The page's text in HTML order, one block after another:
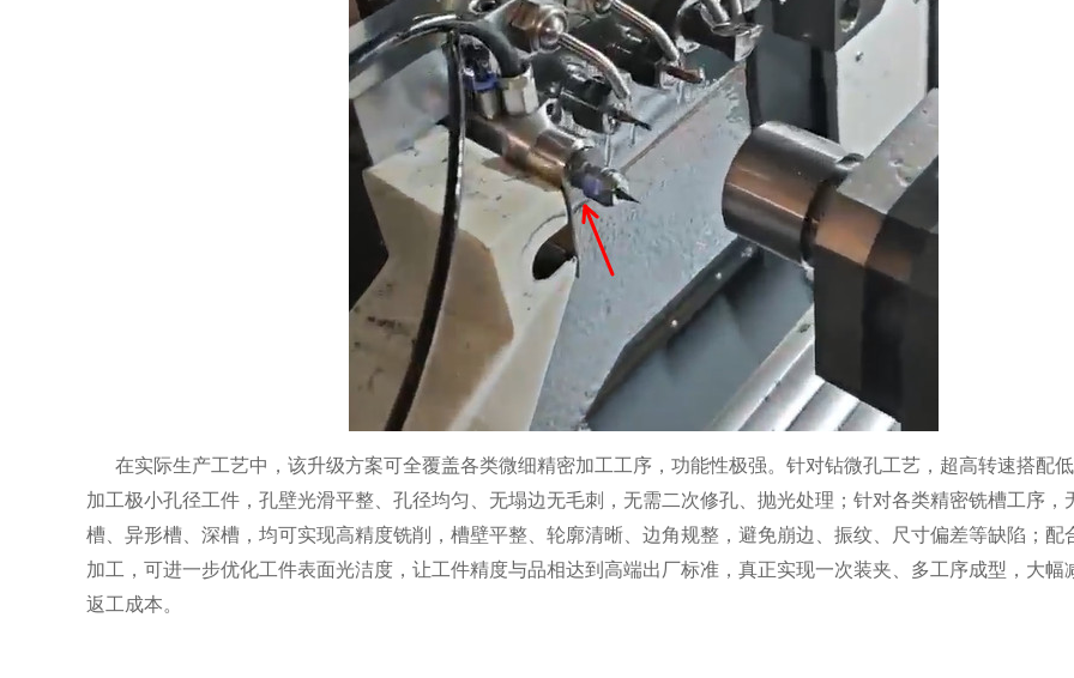
在实际生产工艺中，该升级方案可全覆盖各类微细精密加工工序，功能性极强。针对钻微孔工艺，超高转速搭配
加工极小孔径工件，孔壁光滑平整、孔径均匀、无塌边无毛刺，无需二次修孔、抛光处理；针对各类精密铣槽工序，
槽、异形槽、深槽，均可实现高精度铣削，槽壁平整、轮廓清晰、边角规整，避免崩边、振纹、尺寸偏差等缺陷；配
加工，可进一步优化工件表面光洁度，让工件精度与品相达到高端出厂标准，真正实现一次装夹、多工序成型，大幅
返工成本。